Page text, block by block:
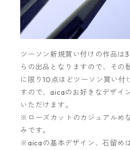
ツーソン新規買い付けの作品は
らの出品となりますので、その
に限り10点ほどツーソン買い付
すので、aicaのお好きなデザイ
いただけます。
※ローズカットのカジュアルめ
みです。
※aicaの基本デザイン、石留め